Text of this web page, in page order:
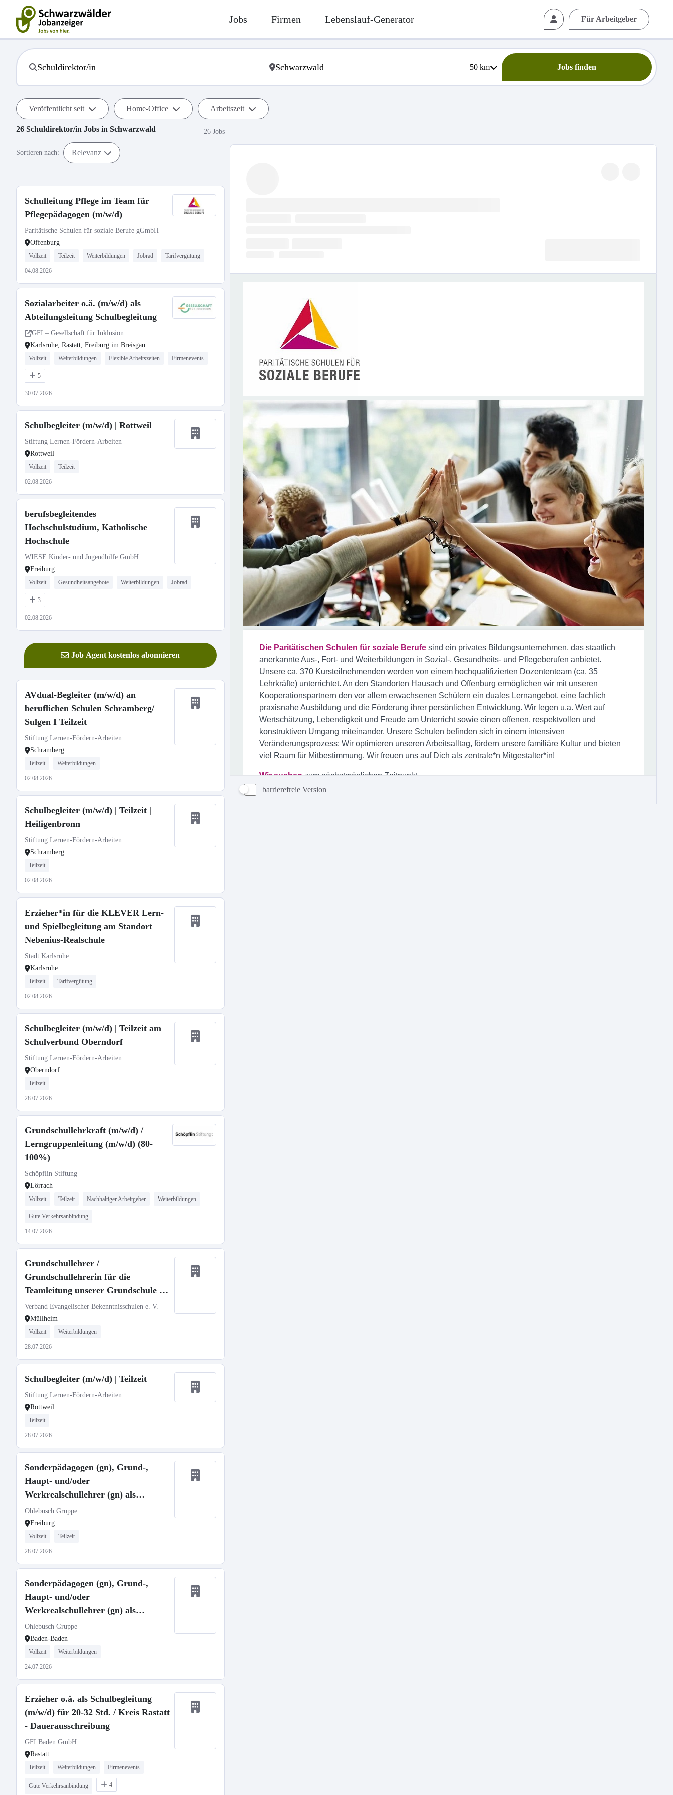
Jobs Firmen Lebenslauf-Generator Für Arbeitgeber
50km Jobs finden
Veröffentlicht seit Home-Office Arbeitszeit
26 Schuldirektor/in Jobs in Schwarzwald 26 Jobs
Sortieren nach: Relevanz
Schulleitung Pflege im Team für
Pflegepädagogen (m/w/d)
Paritätische Schulen für soziale Berufe gGmbH
Offenburg
Vollzeit Teilzeit Weiterbildungen Jobrad Tarifvergütung
04.08.2026
Sozialarbeiter o.ä. (m/w/d) als
Abteilungsleitung Schulbegleitung
GFI – Gesellschaft für Inklusion
Karlsruhe, Rastatt, Freiburg im Breisgau
Vollzeit Weiterbildungen Flexible Arbeitszeiten Firmenevents
5
30.07.2026
Schulbegleiter (m/w/d) | Rottweil
Stiftung Lernen-Fördern-Arbeiten
Rottweil
Vollzeit Teilzeit
02.08.2026
berufsbegleitendes
Hochschulstudium, Katholische
Hochschule
WIESE Kinder- und Jugendhilfe GmbH
Freiburg
Vollzeit Gesundheitsangebote Weiterbildungen Jobrad
3
02.08.2026
Job Agent kostenlos abonnieren
AVdual-Begleiter (m/w/d) an
beruflichen Schulen Schramberg/
Sulgen I Teilzeit
Stiftung Lernen-Fördern-Arbeiten
Schramberg
Teilzeit Weiterbildungen
02.08.2026
Schulbegleiter (m/w/d) | Teilzeit |
Heiligenbronn
Stiftung Lernen-Fördern-Arbeiten
Schramberg
Teilzeit
02.08.2026
Erzieher*in für die KLEVER Lern-
und Spielbegleitung am Standort
Nebenius-Realschule
Stadt Karlsruhe
Karlsruhe
Teilzeit Tarifvergütung
02.08.2026
Schulbegleiter (m/w/d) | Teilzeit am
Schulverbund Oberndorf
Stiftung Lernen-Fördern-Arbeiten
Oberndorf
Teilzeit
28.07.2026
Grundschullehrkraft (m/w/d) /
Lerngruppenleitung (m/w/d) (80-
100%)
Schöpflin Stiftung
Lörrach
Vollzeit Teilzeit Nachhaltiger Arbeitgeber Weiterbildungen
Gute Verkehrsanbindung
14.07.2026
Grundschullehrer /
Grundschullehrerin für die
Teamleitung unserer Grundschule in
Müllheim ab 01.09.2026
Verband Evangelischer Bekenntnisschulen e. V.
Müllheim
Vollzeit Weiterbildungen
28.07.2026
Schulbegleiter (m/w/d) | Teilzeit
Stiftung Lernen-Fördern-Arbeiten
Rottweil
Teilzeit
28.07.2026
Sonderpädagogen (gn), Grund-,
Haupt- und/oder
Werkrealschullehrer (gn) als
Schulleitung (gn)
Ohlebusch Gruppe
Freiburg
Vollzeit Teilzeit
28.07.2026
Sonderpädagogen (gn), Grund-,
Haupt- und/oder
Werkrealschullehrer (gn) als
Schulleitung (gn)
Ohlebusch Gruppe
Baden-Baden
Vollzeit Weiterbildungen
24.07.2026
Erzieher o.ä. als Schulbegleitung
(m/w/d) für 20-32 Std. / Kreis Rastatt
- Dauerausschreibung
GFI Baden GmbH
Rastatt
Teilzeit Weiterbildungen Firmenevents
Gute Verkehrsanbindung 4
barrierefreie Version